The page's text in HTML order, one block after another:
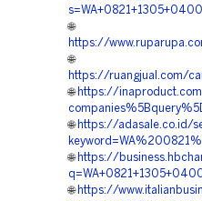
🌐
https://
🌐
https://ruangjual.com/
🌐 https://
🌐 https://adasale.co.id/
🌐 https://
🌐 https://